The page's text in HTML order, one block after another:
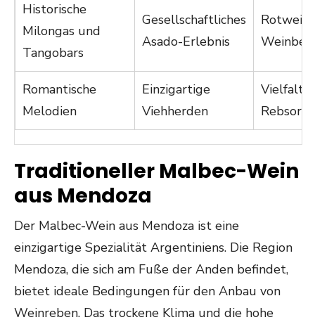
Historische
Milongas und
Tangobars
Gesellschaftliches
Asado-Erlebnis
Rotwein
Romantische
Melodien
Einzigartige
Viehherden
Vielfalt
Traditioneller Malbec-Wein
aus Mendoza
Der Malbec-Wein aus Mendoza ist eine
einzigartige Spezialität Argentiniens. Die Region
Mendoza, die sich am Fuße der Anden befindet,
bietet ideale Bedingungen für den Anbau von
Weinreben. Das trockene Klima und die hohe